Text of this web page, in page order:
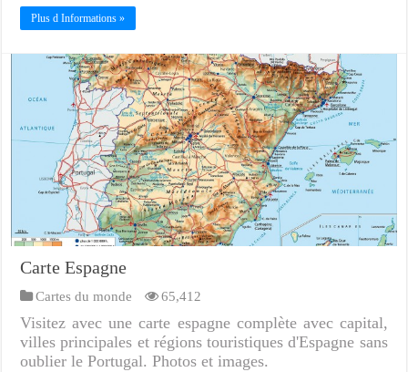
Plus d Informations »
Carte Espagne
Cartes du monde 65,412
Visitez avec une carte espagne complète avec capital,
villes principales et régions touristiques d'Espagne sans
oublier le Portugal. Photos et images.